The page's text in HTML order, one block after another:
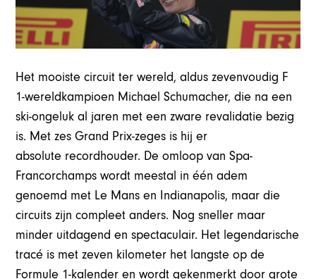
Het mooiste circuit ter wereld, aldus zevenvoudig F
1-wereldkampioen Michael Schumacher, die na een
ski-ongeluk al jaren met een zware revalidatie bezig
is. Met zes Grand Prix-zeges is hij er
absolute recordhouder. De omloop van Spa-
Francorchamps wordt meestal in één adem
genoemd met Le Mans en Indianapolis, maar die
circuits zijn compleet anders. Nog sneller maar
minder uitdagend en spectaculair. Het legendarische
tracé is met zeven kilometer het langste op de
Formule 1-kalender en wordt gekenmerkt door grote